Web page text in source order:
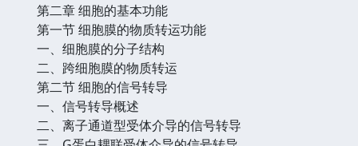
第二章 细胞的基本功能
第一节 细胞膜的物质转运功能
一、细胞膜的分子结构
二、跨细胞膜的物质转运
第二节 细胞的信号转导
一、信号转导概述
二、离子通道型受体介导的信号转导